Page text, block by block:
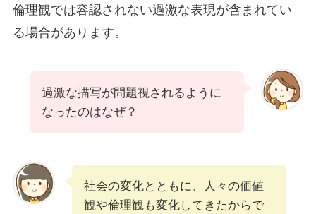
倫理観では容認されない過激な表現が含まれてい
る場合があります。
過激な描写が問題視されるように
なったのはなぜ？
社会の変化とともに、人々の価値
観や倫理観も変化してきたからで